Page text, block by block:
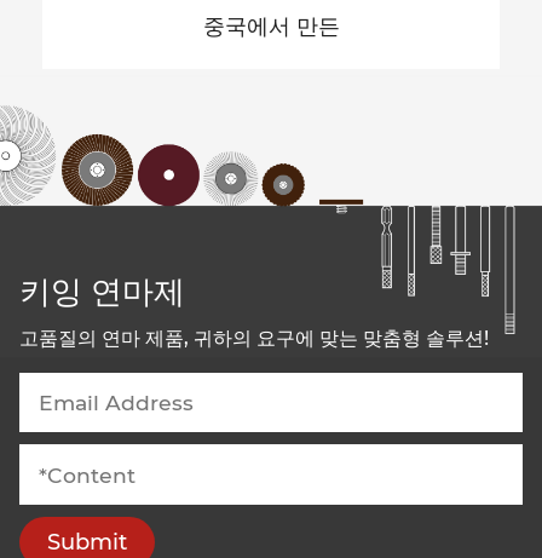
중국에서 만든
키잉 연마제
고품질의 연마 제품, 귀하의 요구에 맞는 맞춤형 솔루션!
Submit